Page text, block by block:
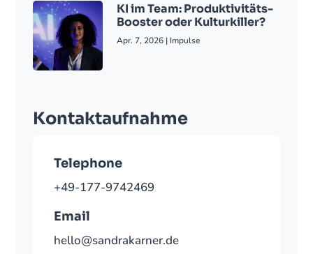
KI im Team: Produktivitäts-
Booster oder Kulturkiller?
Apr. 7, 2026 | Impulse
Kontaktaufnahme
Telephone
+49-177-9742469
Email
hello@sandrakarner.de